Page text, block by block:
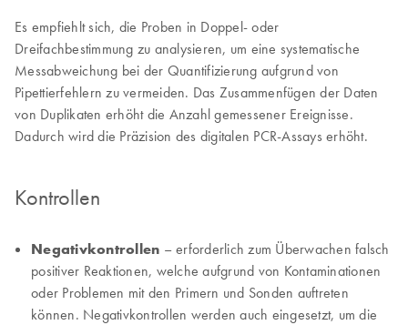
Es empfiehlt sich, die Proben in Doppel- oder
Dreifachbestimmung zu analysieren, um eine systematische
Messabweichung bei der Quantifizierung aufgrund von
Pipettierfehlern zu vermeiden. Das Zusammenfügen der Daten
von Duplikaten erhöht die Anzahl gemessener Ereignisse.
Dadurch wird die Präzision des digitalen PCR-Assays erhöht.
Kontrollen
Negativkontrollen – erforderlich zum Überwachen falsch
positiver Reaktionen, welche aufgrund von Kontaminationen
oder Problemen mit den Primern und Sonden auftreten
können. Negativkontrollen werden auch eingesetzt, um die